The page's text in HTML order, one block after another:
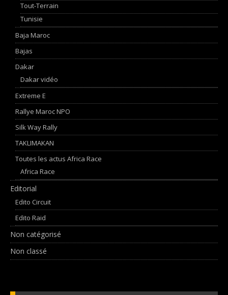
Tout-Terrain
Tunisie
Baja Maroc
Bajas
Dakar
Dakar vidéo
Extreme E
Rallye Maroc NPO
Silk Way Rally
TAKLIMAKAN
Toutes les actus Africa Race
Africa Race
Editorial
Edito Circuit
Edito Raid
Non catégorisé
Non classé